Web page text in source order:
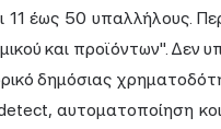
11 έως 50 υπαλλήλους.
και προϊόντων".
δημόσιας
αυτοματοποίηση